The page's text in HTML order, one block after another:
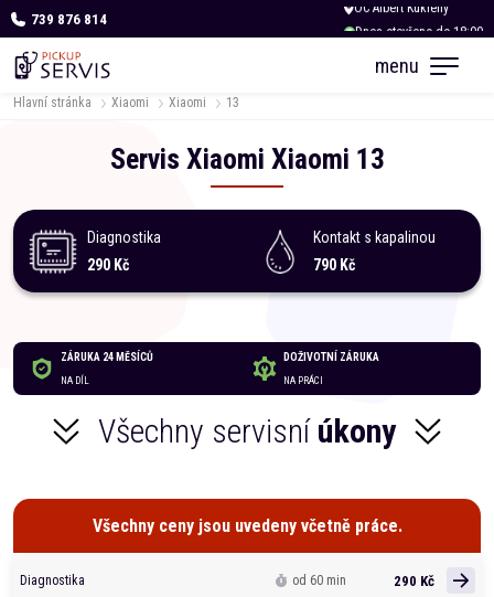
739 876 814
Dnes otevřeno do 18:00
menu
Hlavní stránka Xiaomi Xiaomi 13
Servis Xiaomi Xiaomi 13
Diagnostika
290 Kč
Kontakt s kapalinou
790 Kč
ZÁRUKA 24 MĚSÍCŮ
NA DÍL
DOŽIVOTNÍ ZÁRUKA
NA PRÁCI
Všechny servisní úkony
Všechny ceny jsou uvedeny včetně práce.
Diagnostika od 60 min 290 Kč